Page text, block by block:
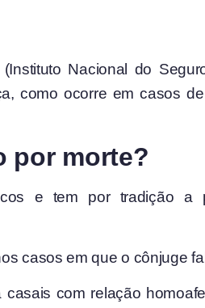
Nacional do
como ocorre em casos
por morte?
e tem por tradição a
casos em que o cônjuge
com relação